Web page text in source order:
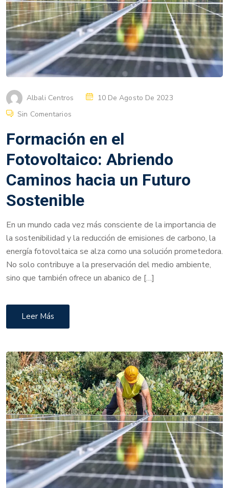
Albali Centros
10 De Agosto De 2023
Sin Comentarios
Formación en el
Fotovoltaico: Abriendo
Caminos hacia un Futuro
Sostenible
En un mundo cada vez más consciente de la importancia de
la sostenibilidad y la reducción de emisiones de carbono, la
energía fotovoltaica se alza como una solución prometedora.
No solo contribuye a la preservación del medio ambiente,
sino que también ofrece un abanico de […]
Leer Más